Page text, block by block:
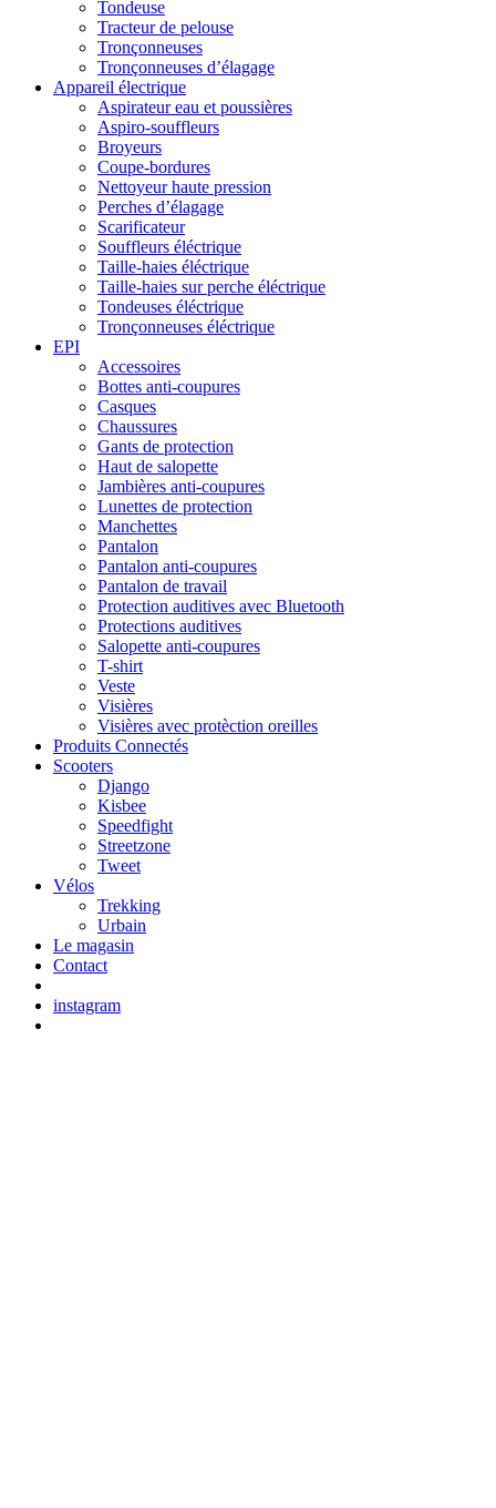
Tondeuse
Tracteur de pelouse
Tronçonneuses
Tronçonneuses d’élagage
Appareil électrique
Aspirateur eau et poussières
Aspiro-souffleurs
Broyeurs
Coupe-bordures
Nettoyeur haute pression
Perches d’élagage
Scarificateur
Souffleurs éléctrique
Taille-haies éléctrique
Taille-haies sur perche éléctrique
Tondeuses éléctrique
Tronçonneuses éléctrique
EPI
Accessoires
Bottes anti-coupures
Casques
Chaussures
Gants de protection
Haut de salopette
Jambières anti-coupures
Lunettes de protection
Manchettes
Pantalon
Pantalon anti-coupures
Pantalon de travail
Protection auditives avec Bluetooth
Protections auditives
Salopette anti-coupures
T-shirt
Veste
Visières
Visières avec protèction oreilles
Produits Connectés
Scooters
Django
Kisbee
Speedfight
Streetzone
Tweet
Vélos
Trekking
Urbain
Le magasin
Contact
instagram